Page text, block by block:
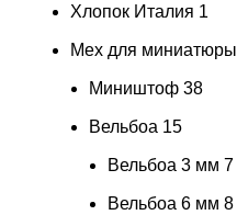
Хлопок Италия 1
Мех для миниатюры
Миништоф 38
Вельбоа 15
Вельбоа 3 мм 7
Вельбоа 6 мм 8